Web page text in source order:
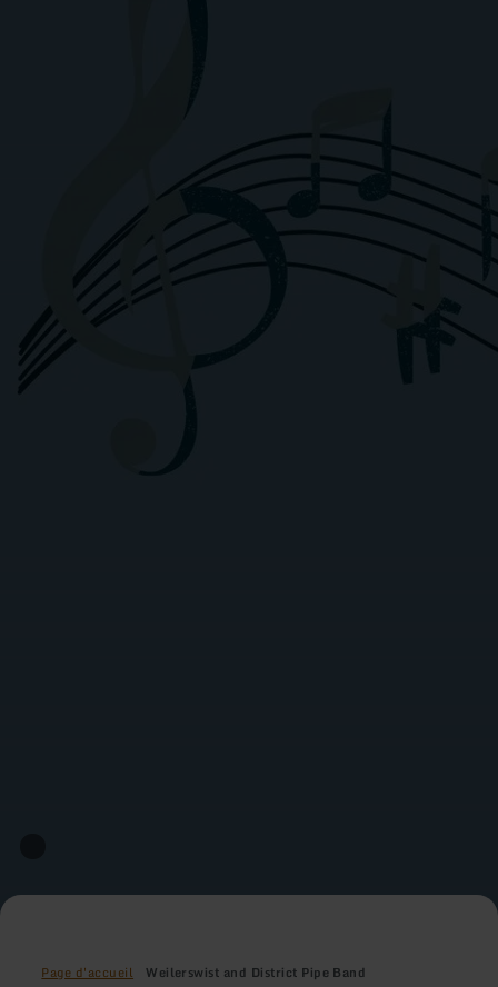
Page d'accueil Weilerswist and District Pipe Band